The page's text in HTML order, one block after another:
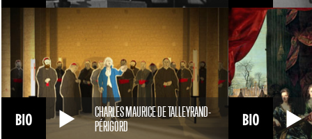
CHARLES MAURICE DE TALLEYRAND-
PÉRIGORD